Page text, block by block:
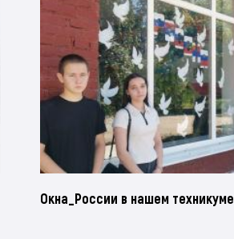
Окна_России в нашем техникуме